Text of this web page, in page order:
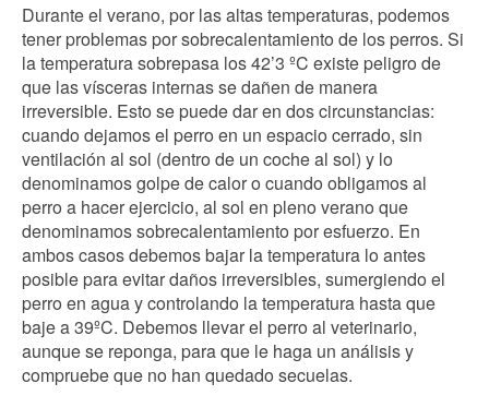
Durante el verano, por las altas temperaturas, podemos
tener problemas por sobrecalentamiento de los perros. Si
la temperatura sobrepasa los 42’3 ºC existe peligro de
que las vísceras internas se dañen de manera
irreversible. Esto se puede dar en dos circunstancias:
cuando dejamos el perro en un espacio cerrado, sin
ventilación al sol (dentro de un coche al sol) y lo
denominamos golpe de calor o cuando obligamos al
perro a hacer ejercicio, al sol en pleno verano que
denominamos sobrecalentamiento por esfuerzo. En
ambos casos debemos bajar la temperatura lo antes
posible para evitar daños irreversibles, sumergiendo el
perro en agua y controlando la temperatura hasta que
baje a 39ºC. Debemos llevar el perro al veterinario,
aunque se reponga, para que le haga un análisis y
compruebe que no han quedado secuelas.